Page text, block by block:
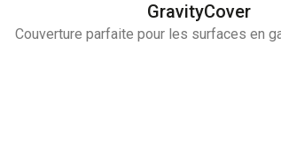
GravityCover
Couverture parfaite pour les surfaces en